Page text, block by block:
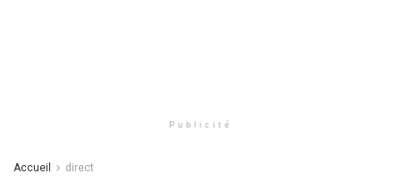
Publicité
Accueil direct